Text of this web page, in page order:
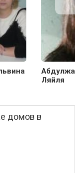
Ляйля
домов в